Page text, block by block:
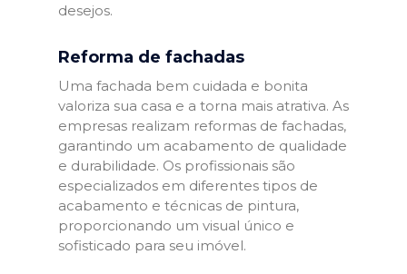
desejos.
Reforma de fachadas
Uma fachada bem cuidada e bonita
valoriza sua casa e a torna mais atrativa. As
empresas realizam reformas de fachadas,
garantindo um acabamento de qualidade
e durabilidade. Os profissionais são
especializados em diferentes tipos de
acabamento e técnicas de pintura,
proporcionando um visual único e
sofisticado para seu imóvel.